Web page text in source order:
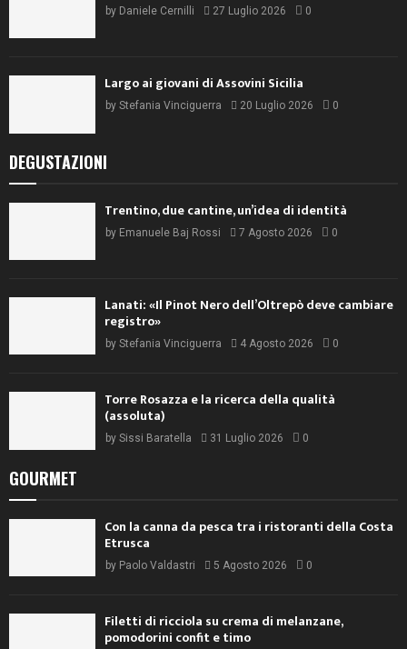
by Daniele Cernilli 27 Luglio 2026 0
Largo ai giovani di Assovini Sicilia
by Stefania Vinciguerra 20 Luglio 2026 0
DEGUSTAZIONI
Trentino, due cantine, un’idea di identità
by Emanuele Baj Rossi 7 Agosto 2026 0
Lanati: «Il Pinot Nero dell’Oltrepò deve cambiare
registro»
by Stefania Vinciguerra 4 Agosto 2026 0
Torre Rosazza e la ricerca della qualità
(assoluta)
by Sissi Baratella 31 Luglio 2026 0
GOURMET
Con la canna da pesca tra i ristoranti della Costa
Etrusca
by Paolo Valdastri 5 Agosto 2026 0
Filetti di ricciola su crema di melanzane,
pomodorini confit e timo